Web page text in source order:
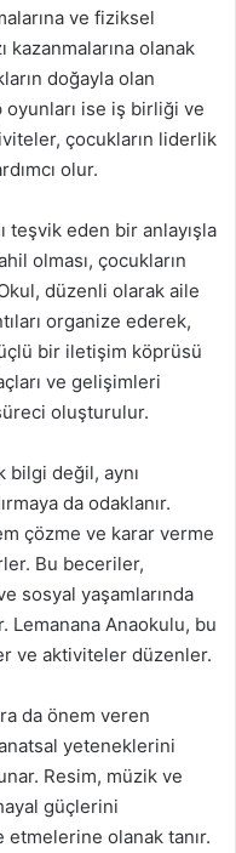
ve fiziksel
kazanmalarına olanak
doğayla olan
oyunları ise iş birliği ve
çocukların liderlik
olur.
teşvik eden bir anlayışla
olması, çocukların
düzenli olarak aile
organize ederek,
bir iletişim köprüsü
ve gelişimleri
oluşturulur.
bilgi değil, aynı
da odaklanır.
çözme ve karar verme
Bu beceriler,
sosyal yaşamlarında
Lemanana Anaokulu, bu
ve aktiviteler düzenler.
da önem veren
yeteneklerini
Resim, müzik ve
güçlerini
olanak tanır.